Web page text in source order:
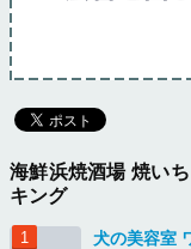
海鮮浜焼酒場 焼い
キング
犬の美容室